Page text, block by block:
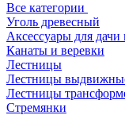
Все категории
Уголь древесный
Аксессуары для
Канаты и веревки
Лестницы
Лестницы
Лестницы
Стремянки